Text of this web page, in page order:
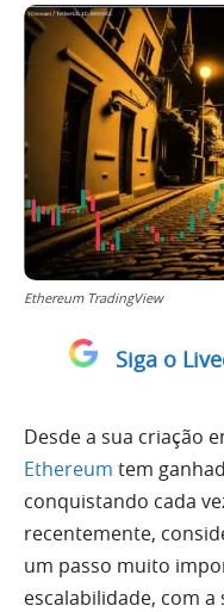
Ethereum TradingView
Siga o
Desde a sua criação
Ethereum tem
conquistando cada
recentemente,
um passo muito
escalabilidade, com a